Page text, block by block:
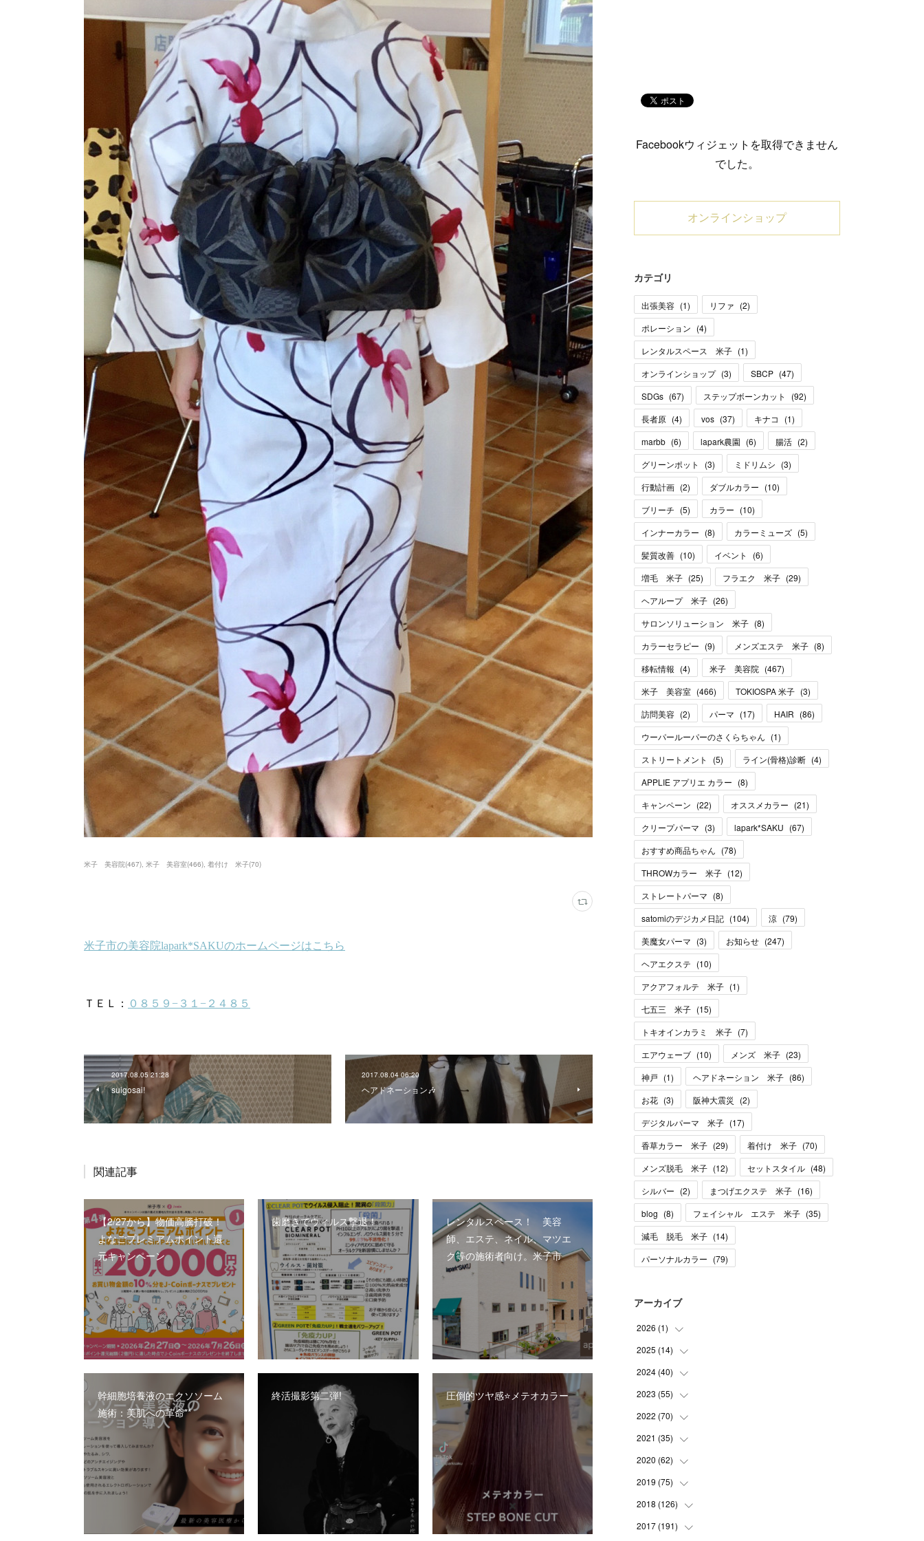
米子 美容院(467) 米子 美容室(466) 着付け 米子(70)
2017.08.05 21:28
suigosai!
2017.08.04 06:20
ヘアドネーション🎶
関連記事
【2/27から】物価高騰打破！
よなごプレミアムポイント還
元キャンペーン
歯磨きでウィルス撃退！
レンタルスペース！ 美容
師、エステ、ネイル、マツエ
ク等の施術者向け。米子市
幹細胞培養液のエクソソーム
施術：美肌への革命**
終活撮影第二弾! 圧倒的ツヤ感⭐️メテオカラー
Facebookウィジェットを取得できません
でした。
オンラインショップ
カテゴリ
出張美容 (1) リファ (2)
ポレーション (4)
レンタルスペース 米子 (1)
オンラインショップ (3) SBCP (47)
SDGs (67) ステップボーンカット (92)
長者原 (4) vos (37) キナコ (1)
marbb (6) lapark農園 (6) 腸活 (2)
グリーンポット
(3) ミドリムシ (3)
行動計画 (2) ダブルカラー (10)
ブリーチ (5) カラー (10)
インナーカラー (8) カラーミューズ (5)
髪質改善 (10) イベント (6)
増毛 米子 (25) フラエク 米子 (29)
ヘアループ 米子 (26)
サロンソリューション 米子 (8)
カラーセラピー (9) メンズエステ 米子 (8)
移転情報 (4) 米子 美容院 (467)
米子 美容室 (466) TOKIOSPA 米子 (3)
訪問美容 (2) パーマ (17) HAIR (86)
ウーパールーパーのさくらちゃん (1)
ストリートメント
(5) ライン(骨格)診断 (4)
APPLIE アプリエ カラー (8)
キャンペーン (22) オススメカラー (21)
クリープパーマ (3) lapark*SAKU (67)
おすすめ商品ちゃん (78)
THROWカラー 米子 (12)
ストレートパーマ (8)
satomiのデジカメ日記 (104) 涼 (79)
美魔女パーマ (3) お知らせ (247)
ヘアエクステ (10)
アクアフォルテ 米子 (1)
七五三 米子 (15)
トキオインカラミ 米子 (7)
エアウェーブ (10) メンズ 米子 (23)
神戸 (1) ヘアドネーション 米子 (86)
お花 (3) 阪神大震災 (2)
デジタルパーマ 米子 (17)
香草カラー 米子 (29) 着付け 米子 (70)
メンズ脱毛 米子 (12) セットスタイル (48)
シルバー (2) まつげエクステ 米子 (16)
blog (8) フェイシャル エステ 米子 (35)
減毛 脱毛 米子 (14)
パーソナルカラー (79)
アーカイブ
2026 (1)
(1
2025 (14)
(10
)
(1
(1
(2
2024 (40)
(1
(1
(3
(2
(7
(4)
(3)
2023 (55)
(2
(4
(3
(3
(6)
(4)
2022 (70)
(7
(11
)
(8
(1)
(3)
2021 (35)
(5
(7
(5)
(3)
2020 (62)
(6
(9)
(7)
2019 (75)
(1)
(2)
2018 (126)
(6)
2017 (191)